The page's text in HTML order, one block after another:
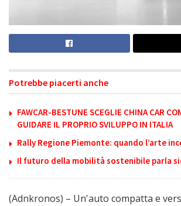
Potrebbe piacerti anche
FAWCAR-BESTUNE SCEGLIE CHINA CAR
GUIDARE IL PROPRIO SVILUPPO IN ITALIA
Rally Regione Piemonte: quando l’arte
Il futuro della mobilità sostenibile parla
(Adnkronos) – Un'auto compatta e